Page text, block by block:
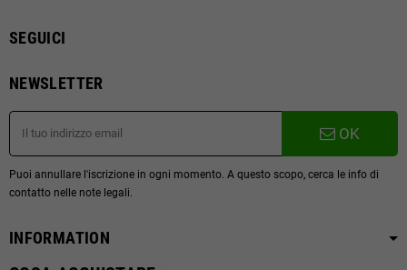
SEGUICI
NEWSLETTER
OK
Puoi annullare l'iscrizione in ogni momento. A questo scopo, cerca le info di
contatto nelle note legali.
INFORMATION